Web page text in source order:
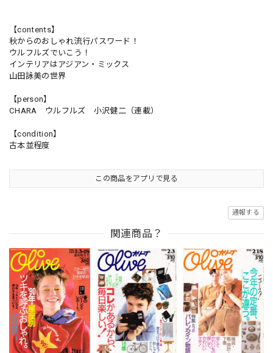
【contents】
秋からのおしゃれ流行パスワード！
ウルフルズでいこう！
インテリアはアジアン・ミックス
山田詠美の世界
【person】
CHARA ウルフルズ 小沢健二（連載）
【condition】
古本並程度
この商品をアプリで見る
通報する
関連商品？